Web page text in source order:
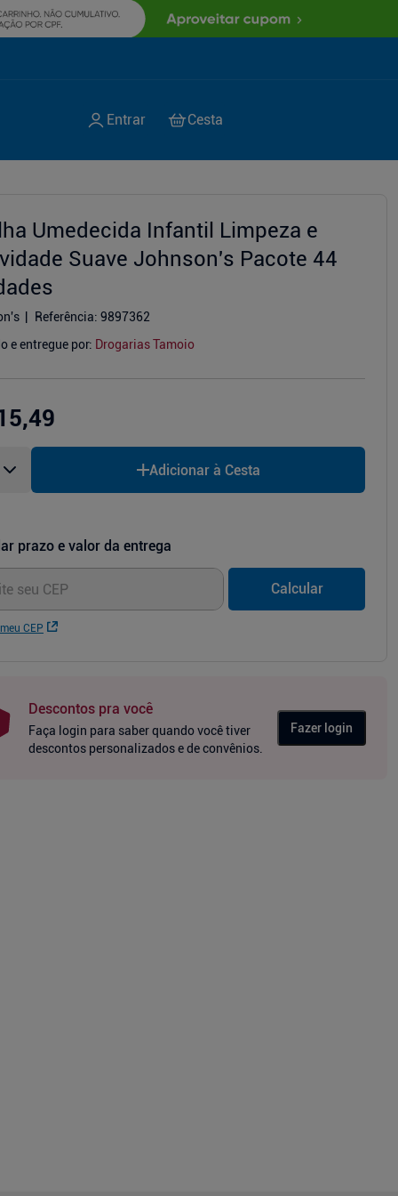
Umedecida Infantil Limpeza e
Suave Johnson's Pacote 44
Referência: 9897362
e entregue por: Drogarias Tamoio
Adicionar à Cesta
prazo e valor da entrega
CEP
Calcular
Descontos pra você
Faça login para saber quando você tiver
descontos personalizados e de convênios.
Fazer login